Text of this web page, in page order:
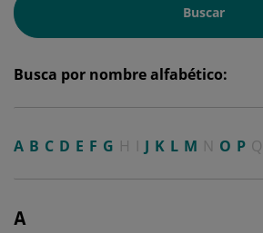
Buscar
Busca por nombre alfabético:
A B C D E F G H I J K L M N O P Q
A